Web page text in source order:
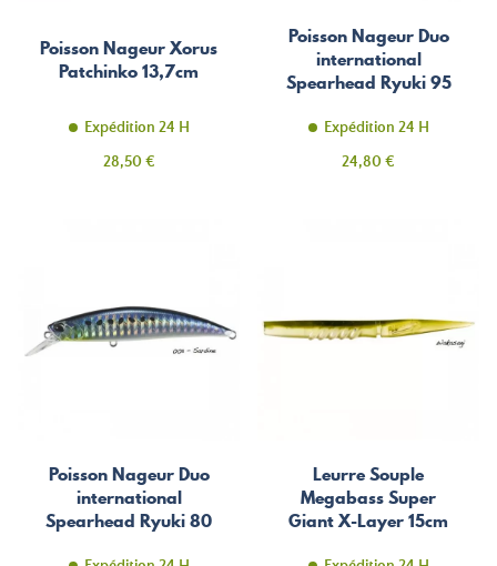
Poisson Nageur Xorus
Patchinko 13,7cm
Expédition 24 H
Prix
28,50 €
Poisson Nageur Duo
international
Spearhead Ryuki 95
Expédition 24 H
Prix
24,80 €
Poisson Nageur Duo
international
Spearhead Ryuki 80
Leurre Souple
Megabass Super
Giant X-Layer 15cm